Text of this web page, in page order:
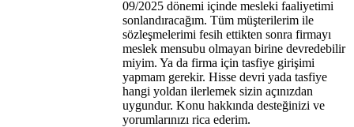
09/2025 dönemi içinde mesleki faaliyetimi
sonlandıracağım. Tüm müşterilerim ile
sözleşmelerimi fesih ettikten sonra firmayı
meslek mensubu olmayan birine devredebilir
miyim. Ya da firma için tasfiye girişimi
yapmam gerekir. Hisse devri yada tasfiye
hangi yoldan ilerlemek sizin açınızdan
uygundur. Konu hakkında desteğinizi ve
yorumlarınızı rica ederim.